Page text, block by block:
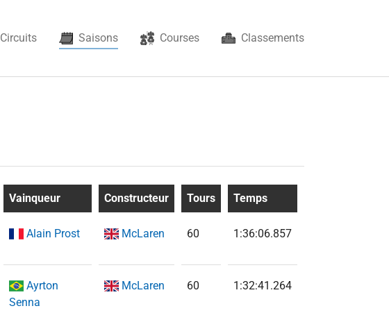
Circuits Saisons(current) Courses Classements
Vainqueur Constructeur Tours Temps
Alain Prost McLaren 60 1:36:06.857
Ayrton
Senna
McLaren 60 1:32:41.264